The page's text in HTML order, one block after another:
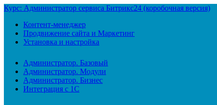
Курс: Администратор сервиса Битрикс24 (коробочная версия)
Контент-менеджер
Продвижение сайта и Маркетинг
Установка и настройка
Администратор. Базовый
Администратор. Модули
Администратор. Бизнес
Интеграция с 1С